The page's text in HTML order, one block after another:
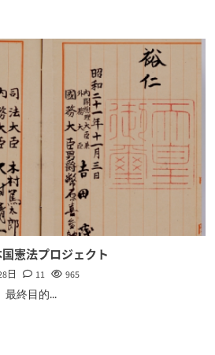
憲法プロジェクト
日 11 965
最終目的...